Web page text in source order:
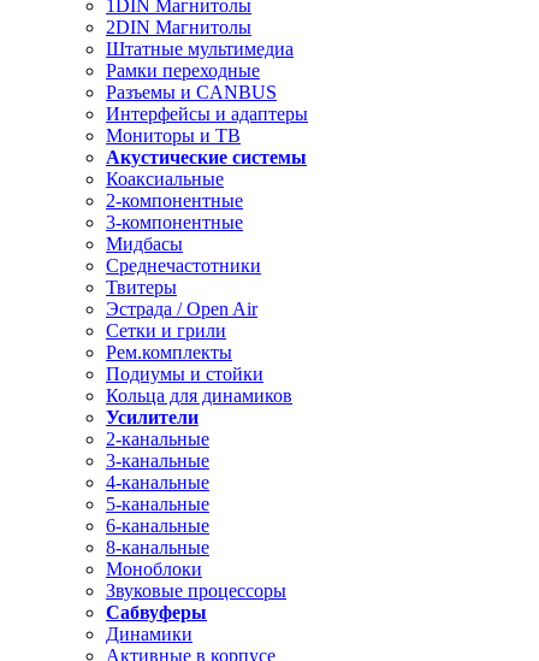
1DIN Магнитолы
2DIN Магнитолы
Штатные мультимедиа
Рамки переходные
Разъемы и CANBUS
Интерфейсы и адаптеры
Мониторы и ТВ
Акустические системы
Коаксиальные
2-компонентные
3-компонентные
Мидбасы
Среднечастотники
Твитеры
Эстрада / Open Air
Сетки и грили
Рем.комплекты
Подиумы и стойки
Кольца для динамиков
Усилители
2-канальные
3-канальные
4-канальные
5-канальные
6-канальные
8-канальные
Моноблоки
Звуковые процессоры
Сабвуферы
Динамики
Активные в корпусе